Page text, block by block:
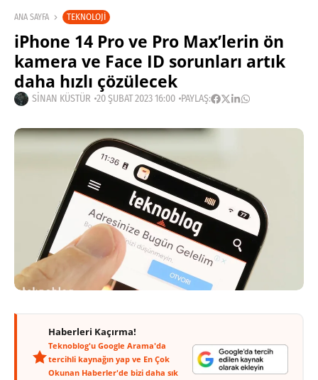
ANA SAYFA TEKNOLOJI
iPhone 14 Pro ve Pro Max’lerin ön
kamera ve Face ID sorunları artık
daha hızlı çözülecek
SINAN KÜSTÜR 20 ŞUBAT 2023 16:00 PAYLAŞ:
Haberleri Kaçırma!
Teknoblog'u Google Arama'da
tercihli kaynağın yap ve En Çok
Okunan Haberler'de bizi daha sık